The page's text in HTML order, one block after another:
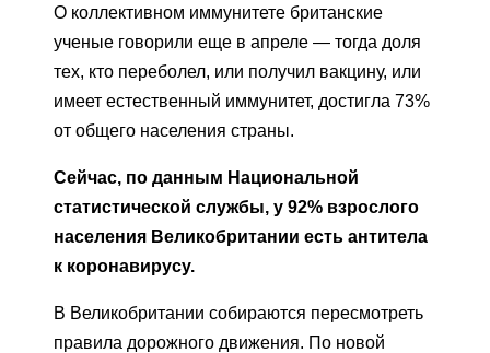
О коллективном иммунитете британские
ученые говорили еще в апреле — тогда доля
тех, кто переболел, или получил вакцину, или
имеет естественный иммунитет, достигла 73%
от общего населения страны.
Сейчас, по данным Национальной
статистической службы, у 92% взрослого
населения Великобритании есть антитела
к коронавирусу.
В Великобритании собираются пересмотреть
правила дорожного движения. По новой